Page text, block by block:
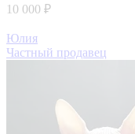
10 000 ₽
Юлия
Частный продавец